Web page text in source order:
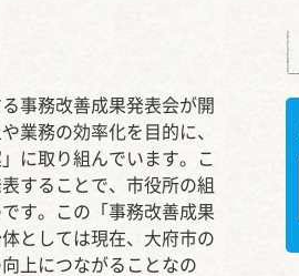
事務改善成果発表会が開
業務の効率化を目的に、
に取り組んでいます。こ
することで、市役所の組
す。この「事務改善成果
としては現在、大府市の
上につながることなの